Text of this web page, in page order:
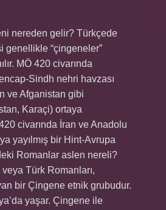
nereden gelir? Türkçede
genellikle “çingeneler”
MÖ 420 civarında
Sindh nehri havzası
ve Afganistan gibi
Karaçi) ortaya
420 civarında İran ve Anadolu
yayılmış bir Hint-Avrupa
Romanlar aslen nereli?
Türk Romanları,
bir Çingene etnik grubudur.
yaşar. Çingene ile